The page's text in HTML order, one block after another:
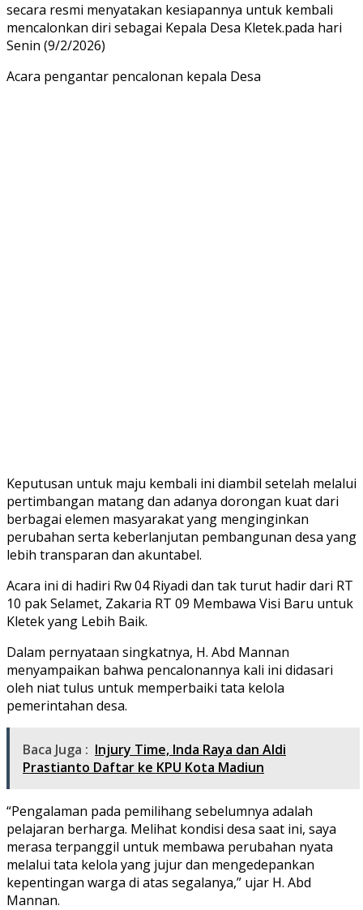
secara resmi menyatakan kesiapannya untuk kembali
mencalonkan diri sebagai Kepala Desa Kletek.pada hari
Senin (9/2/2026)
Acara pengantar pencalonan kepala Desa
Keputusan untuk maju kembali ini diambil setelah melalui
pertimbangan matang dan adanya dorongan kuat dari
berbagai elemen masyarakat yang menginginkan
perubahan serta keberlanjutan pembangunan desa yang
lebih transparan dan akuntabel.
Acara ini di hadiri Rw 04 Riyadi dan tak turut hadir dari RT
10 pak Selamet, Zakaria RT 09 Membawa Visi Baru untuk
Kletek yang Lebih Baik.
Dalam pernyataan singkatnya, H. Abd Mannan
menyampaikan bahwa pencalonannya kali ini didasari
oleh niat tulus untuk memperbaiki tata kelola
pemerintahan desa.
Baca Juga : Injury Time, Inda Raya dan Aldi
Prastianto Daftar ke KPU Kota Madiun
“Pengalaman pada pemilihang sebelumnya adalah
pelajaran berharga. Melihat kondisi desa saat ini, saya
merasa terpanggil untuk membawa perubahan nyata
melalui tata kelola yang jujur dan mengedepankan
kepentingan warga di atas segalanya,” ujar H. Abd
Mannan.